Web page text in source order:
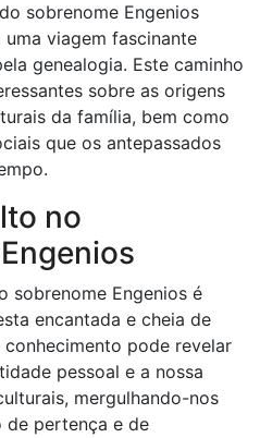
sobrenome Engenios
viagem fascinante
genealogia. Este caminho
sobre as origens
da família, bem como
que os antepassados
no
sobrenome Engenios é
encantada e cheia de
pode revelar
pessoal e a nossa
mergulhando-nos
de pertença e de